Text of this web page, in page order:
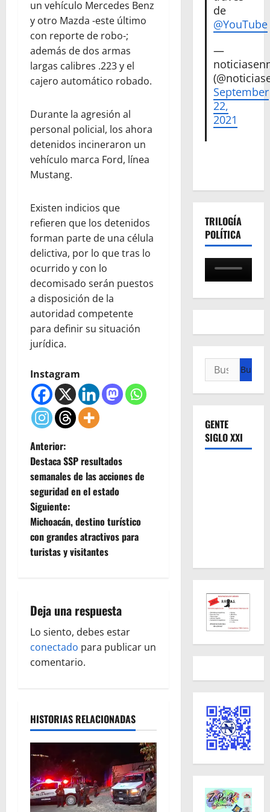
un vehículo Mercedes Benz
y otro Mazda -este último
con reporte de robo-;
además de dos armas
largas calibres .223 y el
cajero automático robado.
Durante la agresión al
personal policial, los ahora
detenidos incineraron un
vehículo marca Ford, línea
Mustang.
Existen indicios que
refieren que los detenidos
forman parte de una célula
delictiva, por lo que tras lo
ocurrido y con lo
decomisado serán puestos
a disposición de la
autoridad competente
para definir su situación
jurídica.
Instagram
N
a
v
e
g
c
i
ó
e
e
n
t
Anterior:
Destaca SSP resultados
semanales de las acciones de
seguridad en el estado
Siguiente:
Michoacán, destino turístico
con grandes atractivos para
turistas y visitantes
Deja una respuesta
Lo siento, debes estar
conectado para publicar un
comentario.
HISTORIAS RELACIONADAS
de
@YouTube
—
September
22,
2021
TRILOGÍA
POLÍTICA
Buscar:
GENTE
SIGLO XXI